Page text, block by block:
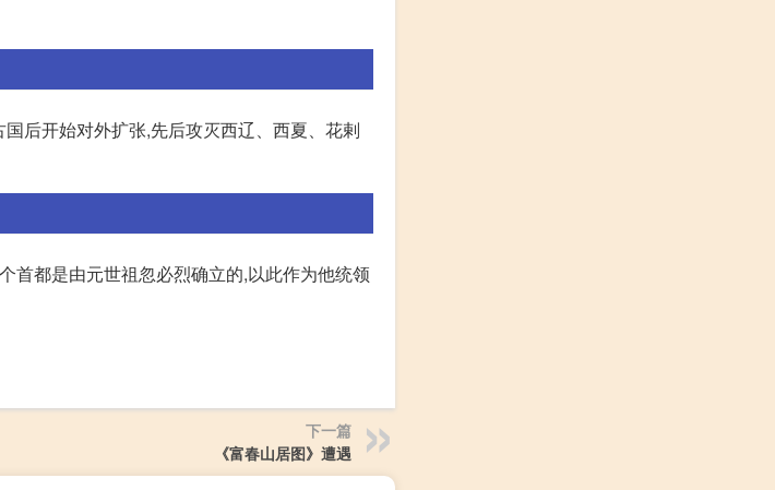
后开始对外扩张,先后攻灭西辽、西夏、花剌
首都是由元世祖忽必烈确立的,以此作为他统领
下一篇
《富春山居图》遭遇